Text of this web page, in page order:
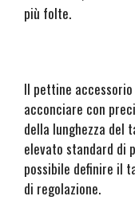
più folte.
Il pettine
acconciare con
della lunghezza del
elevato standard di
possibile definire il
di regolazione.